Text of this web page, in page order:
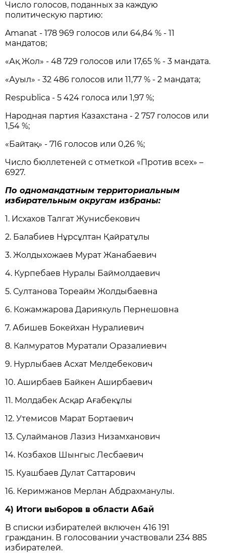
Число голосов, поданных за каждую
политическую партию:
Amanat - 178 969 голосов или 64,84 % - 11
мандатов;
«Ақ Жол» - 48 729 голосов или 17,65 % - 3 мандата.
«Ауыл» - 32 486 голосов или 11,77 % - 2 мандата;
Respublica - 5 424 голоса или 1,97 %;
Народная партия Казахстана - 2 757 голосов или
1,54 %;
«Байтақ» - 716 голосов или 0,26 %;
Число бюллетеней с отметкой «Против всех» –
6927.
По одномандатным территориальным
избирательным округам избраны:
1. Исхахов Талгат Жунисбекович
2. Балабиев Нұрсұлтан Қайратұлы
3. Жолдыхожаев Мурат Жанабаевич
4. Курпебаев Нуралы Баймолдаевич
5. Султанова Тореайм Жолдыбаевна
6. Кожамжарова Дариякуль Пернешовна
7. Абишев Бокейхан Нуралиевич
8. Калмуратов Муратали Оразалиевич
9. Нурлыбаев Асхат Мелдебекович
10. Аширбаев Байкен Аширбаевич
11. Молдабек Асқар Ағабекұлы
12. Утемисов Марат Бортаевич
13. Сулайманов Лазиз Низамханович
14. Козбахов Шынгыс Лесбаевич
15. Куашбаев Дулат Саттарович
16. Керимжанов Мерлан Абдрахманулы.
4) Итоги выборов в области Абай
В списки избирателей включен 416 191
гражданин. В голосовании участвовали 234 885
избирателей.